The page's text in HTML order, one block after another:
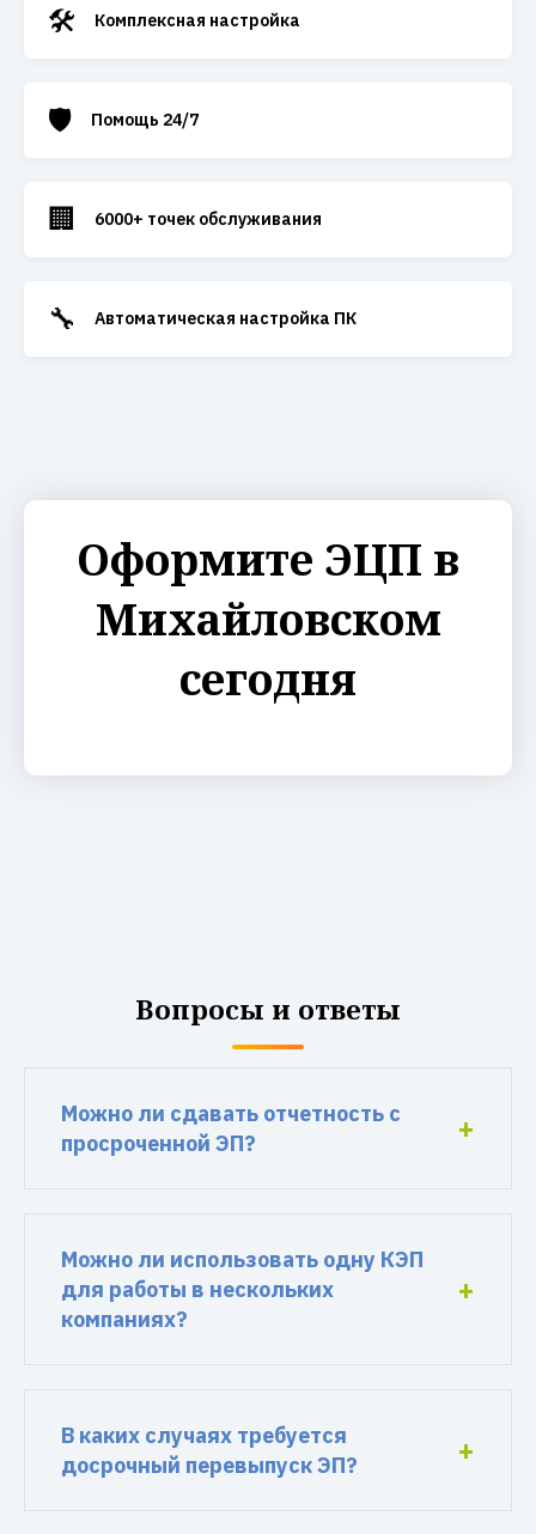
🛠️ Комплексная настройка
🛡️ Помощь 24/7
🏢 6000+ точек обслуживания
🔧 Автоматическая настройка ПК
Оформите ЭЦП в
Михайловском
сегодня
Вопросы и ответы
Можно ли сдавать отчетность с
просроченной ЭП?
Можно ли использовать одну КЭП
для работы в нескольких
компаниях?
В каких случаях требуется
досрочный перевыпуск ЭП?